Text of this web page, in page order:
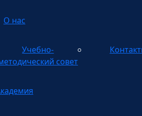
О нас
Учебно-
совет